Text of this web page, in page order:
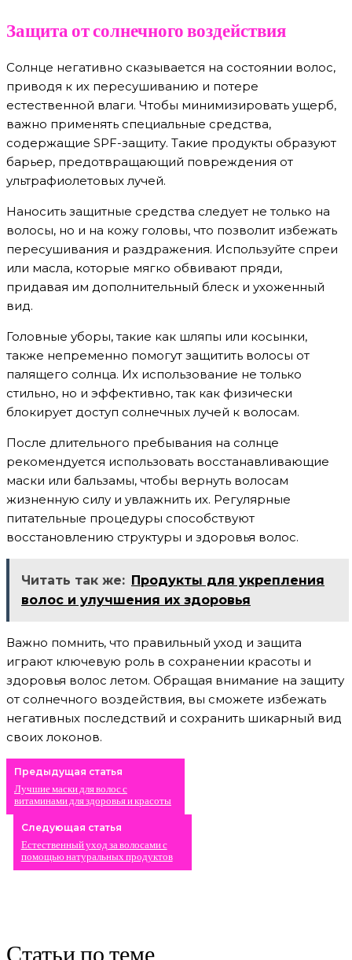
Защита от солнечного воздействия
Солнце негативно сказывается на состоянии волос,
приводя к их пересушиванию и потере
естественной влаги. Чтобы минимизировать ущерб,
важно применять специальные средства,
содержащие SPF-защиту. Такие продукты образуют
барьер, предотвращающий повреждения от
ультрафиолетовых лучей.
Наносить защитные средства следует не только на
волосы, но и на кожу головы, что позволит избежать
пересушивания и раздражения. Используйте спреи
или масла, которые мягко обвивают пряди,
придавая им дополнительный блеск и ухоженный
вид.
Головные уборы, такие как шляпы или косынки,
также непременно помогут защитить волосы от
палящего солнца. Их использование не только
стильно, но и эффективно, так как физически
блокирует доступ солнечных лучей к волосам.
После длительного пребывания на солнце
рекомендуется использовать восстанавливающие
маски или бальзамы, чтобы вернуть волосам
жизненную силу и увлажнить их. Регулярные
питательные процедуры способствуют
восстановлению структуры и здоровья волос.
Читать так же: Продукты для укрепления
волос и улучшения их здоровья
Важно помнить, что правильный уход и защита
играют ключевую роль в сохранении красоты и
здоровья волос летом. Обращая внимание на защиту
от солнечного воздействия, вы сможете избежать
негативных последствий и сохранить шикарный вид
своих локонов.
Предыдущая статья
Лучшие маски для волос с
витаминами для здоровья и красоты
Следующая статья
Естественный уход за волосами с
помощью натуральных продуктов
Статьи по теме